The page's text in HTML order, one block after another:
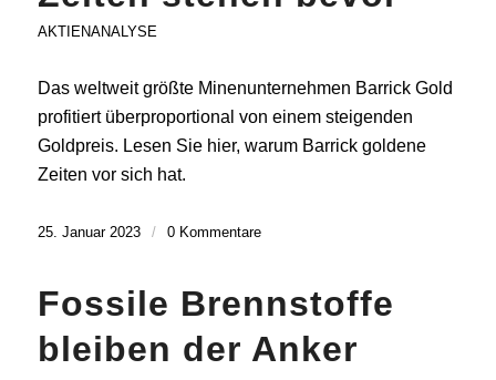
AKTIENANALYSE
Das weltweit größte Minenunternehmen Barrick Gold
profitiert überproportional von einem steigenden
Goldpreis. Lesen Sie hier, warum Barrick goldene
Zeiten vor sich hat.
25. Januar 2023 / 0 Kommentare
Fossile Brennstoffe
bleiben der Anker